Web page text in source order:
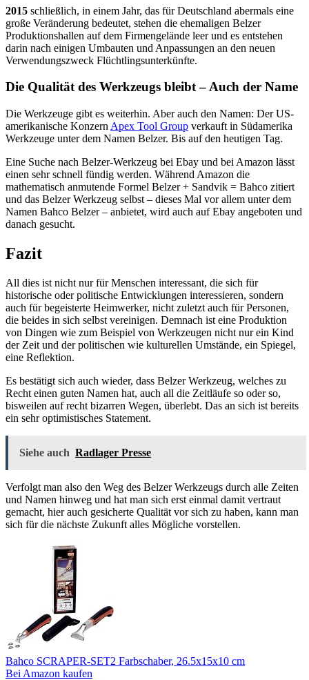
2015 schließlich, in einem Jahr, das für Deutschland abermals eine
große Veränderung bedeutet, stehen die ehemaligen Belzer
Produktionshallen auf dem Firmengelände leer und es entstehen
darin nach einigen Umbauten und Anpassungen an den neuen
Verwendungszweck Flüchtlingsunterkünfte.
Die Qualität des Werkzeugs bleibt – Auch der Name
Die Werkzeuge gibt es weiterhin. Aber auch den Namen: Der US-
amerikanische Konzern Apex Tool Group verkauft in Südamerika
Werkzeuge unter dem Namen Belzer. Bis auf den heutigen Tag.
Eine Suche nach Belzer-Werkzeug bei Ebay und bei Amazon lässt
einen sehr schnell fündig werden. Während Amazon die
mathematisch anmutende Formel Belzer + Sandvik = Bahco zitiert
und das Belzer Werkzeug selbst – dieses Mal vor allem unter dem
Namen Bahco Belzer – anbietet, wird auch auf Ebay angeboten und
danach gesucht.
Fazit
All dies ist nicht nur für Menschen interessant, die sich für
historische oder politische Entwicklungen interessieren, sondern
auch für begeisterte Heimwerker, nicht zuletzt auch für Personen,
die beides in sich selbst vereinigen. Demnach ist eine Produktion
von Dingen wie zum Beispiel von Werkzeugen nicht nur ein Kind
der Zeit und der politischen wie kulturellen Umstände, ein Spiegel,
eine Reflektion.
Es bestätigt sich auch wieder, dass Belzer Werkzeug, welches zu
Recht einen guten Namen hat, auch all die Zeitläufe so oder so,
bisweilen auf recht bizarren Wegen, überlebt. Das an sich ist bereits
ein sehr optimistisches Statement.
Siehe auch Radlager Presse
Verfolgt man also den Weg des Belzer Werkzeugs durch alle Zeiten
und Namen hinweg und hat man sich erst einmal damit vertraut
gemacht, hier auch gesicherte Qualität vor sich zu haben, kann man
sich für die nächste Zukunft alles Mögliche vorstellen.
Bahco SCRAPER-SET2 Farbschaber, 26.5x15x10 cm
Bei Amazon kaufen